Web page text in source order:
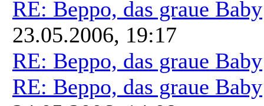
RE: Beppo, das graue Baby
23.05.2006, 19:17
RE: Beppo, das graue Baby
RE: Beppo, das graue Baby